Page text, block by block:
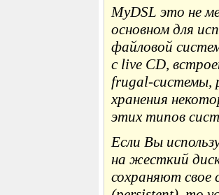
MyDSL это не
основном для
файловой
с live CD,
frugal-системы,
хранения
этих типов
Если Вы
на жесткий
сохраняют свое